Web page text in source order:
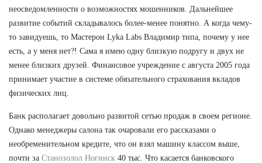
неосведомленности о возможностях мошенников. Дальнейшее
развитие событий складывалось более-менее понятно. А когда чему-
то завидуешь, то Мастерон Lyka Labs Владимир типа, почему у нее
есть, а у меня нет?! Сама я имею одну близкую подругу и двух не
менее близких друзей. Финансовое учреждение с августа 2005 года
принимает участие в системе обязательного страхования вкладов
физических лиц.
Банк располагает довольно развитой сетью продаж в своем регионе.
Однако менеджеры салона так очаровали его рассказами о
необременительном кредите, что он взял машину классом выше,
почти за Станозолол Ногинск 40 тыс. Что касается банковского